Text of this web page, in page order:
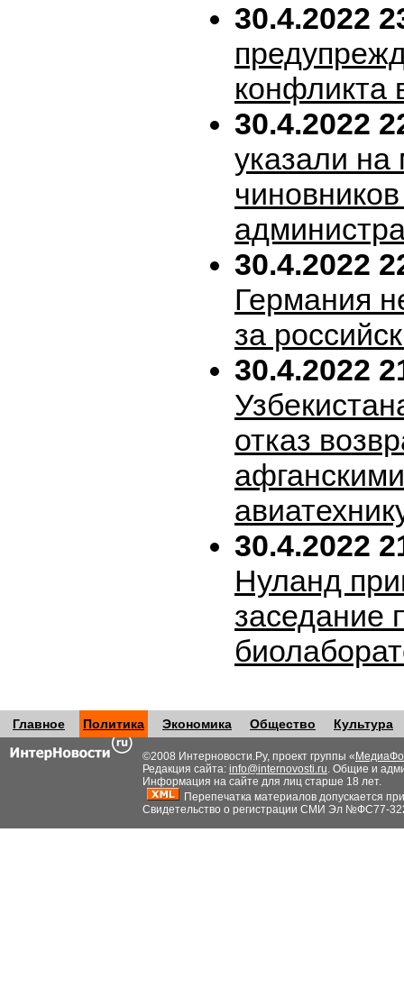
30.4.2022
конфликта
30.4.2022
указали на
30.4.2022
Германия
за
30.4.2022
отказ
30.4.2022
Нуланд
заседание
Главное Политика Экономика Общество Культура
©2008 Интерновости.Ру, проект группы «
Редакция сайта: info@internovosti.ru. Общие и
Информация на сайте для лиц старше 18 лет.
Перепечатка материалов допускается
Свидетельство о регистрации СМИ Эл №ФС77-